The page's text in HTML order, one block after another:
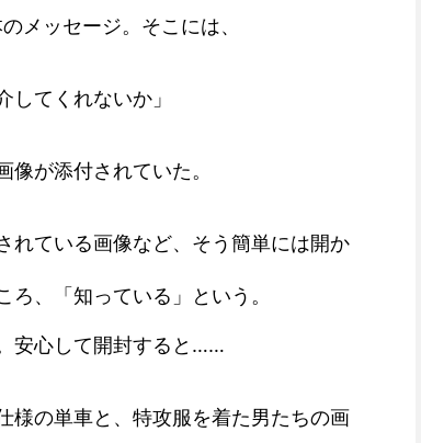
メッセージ。そこには、
してくれないか」
が添付されていた。
れている画像など、そう簡単には開か
、「知っている」という。
安心して開封すると……
様の単車と、特攻服を着た男たちの画